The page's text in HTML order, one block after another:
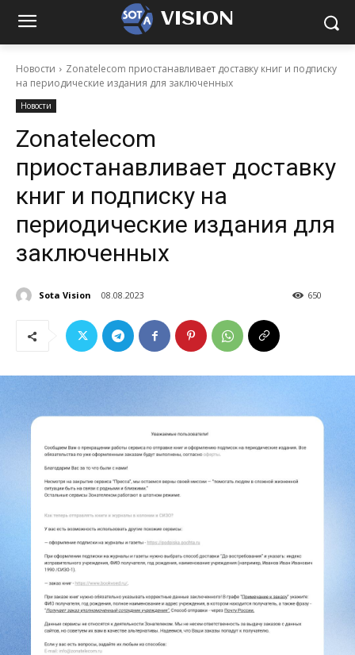
VISION
Новости
Zonatelecom приостанавливает доставку книг и подписку
на периодические издания для заключенных
Новости
Zonatelecom
приостанавливает доставку
книг и подписку на
периодические издания для
заключенных
Sota Vision 08.08.2023 650